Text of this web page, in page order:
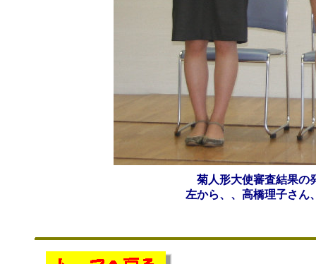
菊人形大使審査結果の
左から、、高橋理子さん